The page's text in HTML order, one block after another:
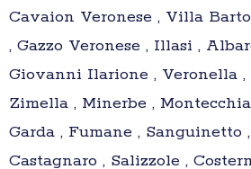
Cavaion Veronese , Villa
, Gazzo Veronese , Illasi ,
Giovanni Ilarione , Veronella ,
Zimella , Minerbe ,
Garda , Fumane , Sanguinetto
Castagnaro , Salizzole ,